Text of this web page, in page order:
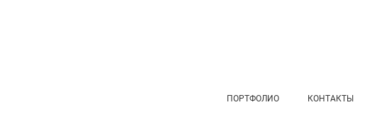
ПОРТФОЛИО КОНТАКТЫ